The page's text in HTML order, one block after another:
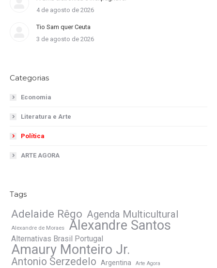
4 de agosto de 2026
Tio Sam quer Ceuta
3 de agosto de 2026
Categorias
Economia
Literatura e Arte
Política
ARTE AGORA
Tags
Adelaide Rêgo Agenda Multicultural
Alexandre de Moraes Alexandre Santos
Alternativas Brasil Portugal
Amaury Monteiro Jr.
Antonio Serzedelo Argentina Arte Agora